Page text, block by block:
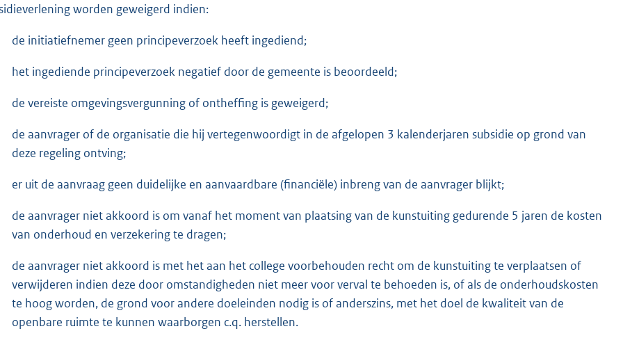
worden geweigerd indien:
de initiatiefnemer geen principeverzoek heeft ingediend;
het ingediende principeverzoek negatief door de gemeente is beoordeeld;
de vereiste omgevingsvergunning of ontheffing is geweigerd;
de aanvrager of de organisatie die hij vertegenwoordigt in de afgelopen 3 kalenderjaren subsidie op grond van
deze regeling ontving;
er uit de aanvraag geen duidelijke en aanvaardbare (financiële) inbreng van de aanvrager blijkt;
de aanvrager niet akkoord is om vanaf het moment van plaatsing van de kunstuiting gedurende 5 jaren de kosten
van onderhoud en verzekering te dragen;
de aanvrager niet akkoord is met het aan het college voorbehouden recht om de kunstuiting te verplaatsen of
verwijderen indien deze door omstandigheden niet meer voor verval te behoeden is, of als de onderhoudskosten
te hoog worden, de grond voor andere doeleinden nodig is of anderszins, met het doel de kwaliteit van de
openbare ruimte te kunnen waarborgen c.q. herstellen.